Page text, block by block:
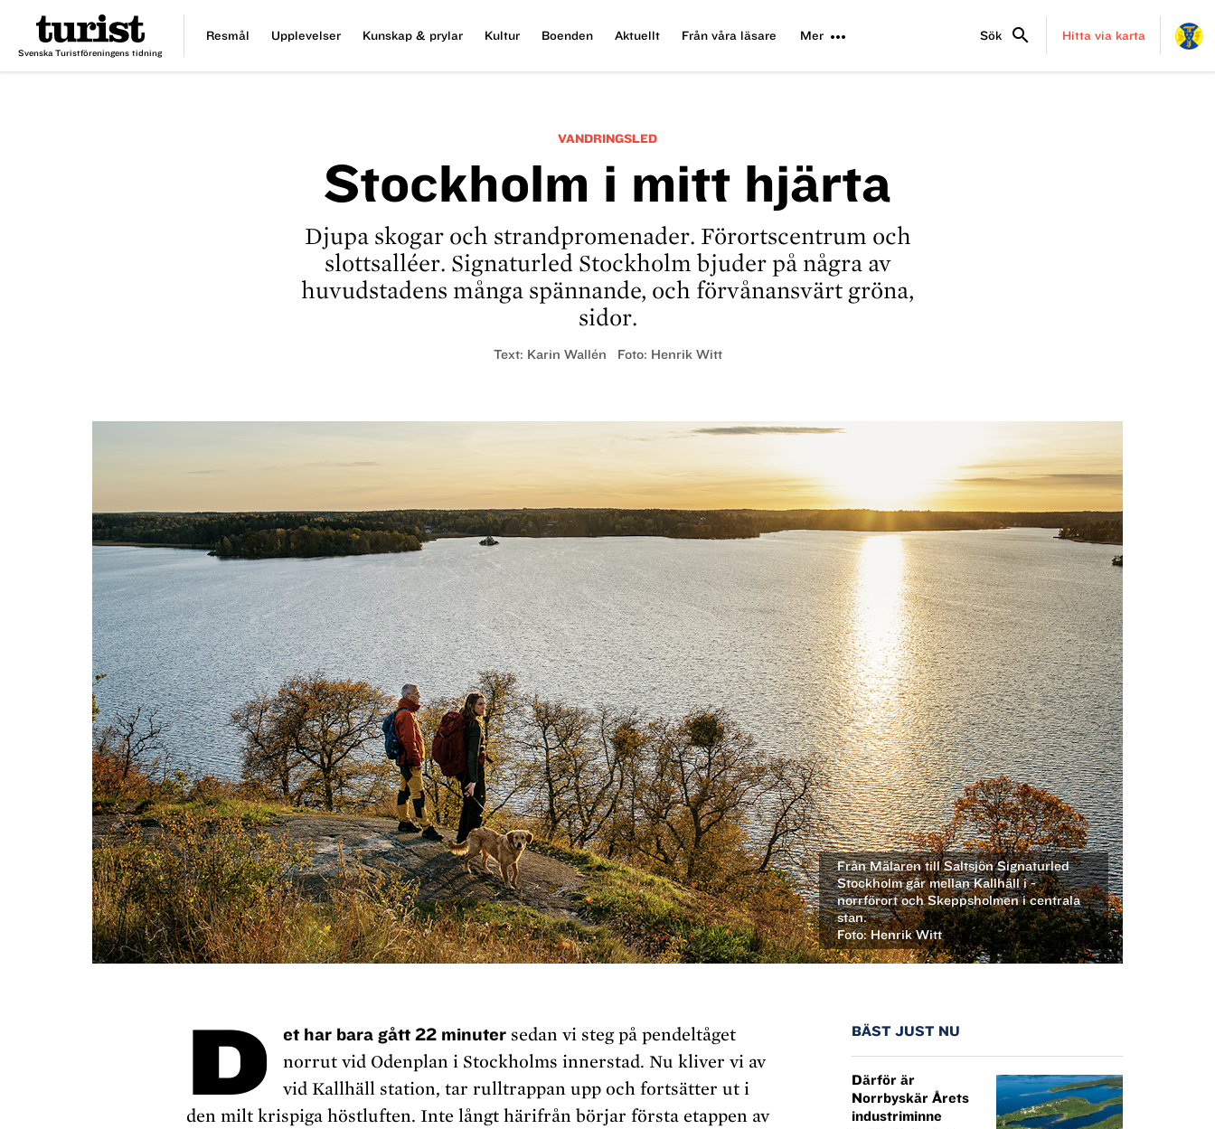
Svenska Turistföreningens tidning
Resmål Upplevelser Kunskap & prylar Kultur Boenden Aktuellt Från våra läsare Mer more_horiz Sök search Hitta via karta
VANDRINGSLED
Stockholm i mitt hjärta
Djupa skogar och strandpromenader. Förortscentrum och
slottsalléer. Signaturled Stockholm bjuder på några av
huvudstadens många spännande, och förvånansvärt gröna,
sidor.
Text: Karin Wallén Foto: Henrik Witt
Från Mälaren till Saltsjön Signaturled
Stockholm går mellan Kallhäll i ­
norrförort och Skepps­holmen i centrala
stan.
Foto: Henrik Witt
D et har bara gått 22 minuter sedan vi steg på pendeltåget
norrut vid Odenplan i Stockholms innerstad. Nu kliver vi av
vid Kallhäll station, tar rulltrappan upp och fortsätter ut i
den milt krispiga höstluften. Inte långt härifrån börjar första etappen av
BÄST JUST NU
Därför är
Norrbyskär Årets
industriminne